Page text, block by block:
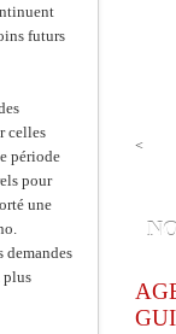
futurs
celles
période
pour
une
demandes
plus
<